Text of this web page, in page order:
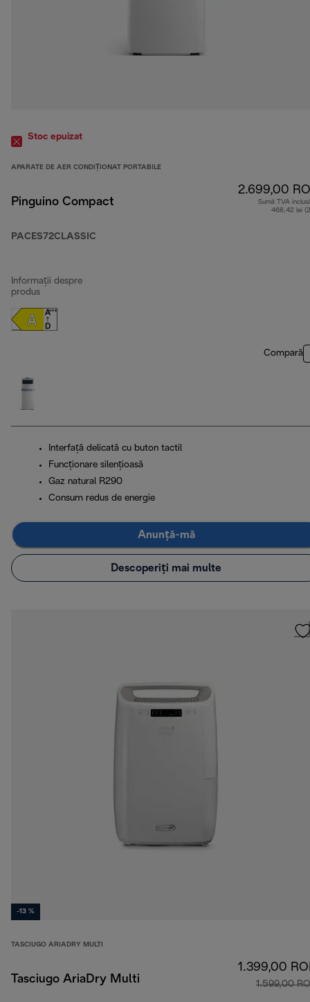
Stoc epuizat
APARATE DE AER CONDIȚIONAT PORTABILE
Pinguino Compact
PACES72CLASSIC
2.699,00
Sumă TVA
468,42 lei
Informații despre
produs
Compară
Interfață delicată cu buton tactil
Funcţionare silenţioasă
Gaz natural R290
Consum redus de energie
Anunță-mă
Descoperiți mai multe
-13 %
TASCIUGO ARIADRY MULTI
Tasciugo AriaDry Multi
1.399,00
1.599,00